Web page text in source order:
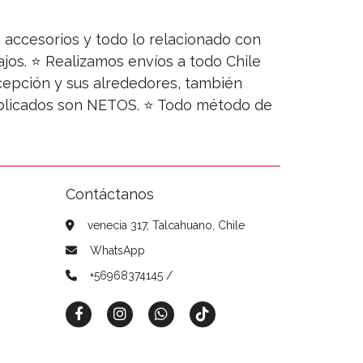
accesorios y todo lo relacionado con
⭐ Realizamos envíos a todo Chile
y sus alrededores, también
son NETOS. ⭐ Todo método de
Contáctanos
venecia 317, Talcahuano, Chile
WhatsApp
+56968374145 /